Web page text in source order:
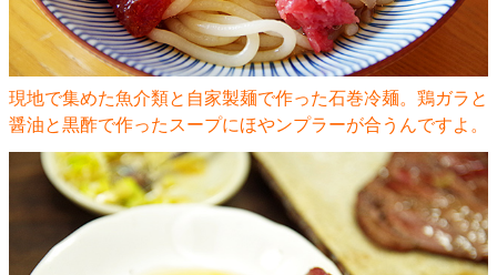
現地で集めた魚介類と自家製麺で作った石巻冷麺。鶏ガラと
醤油と黒酢で作ったスープにほやンプラーが合うんですよ。